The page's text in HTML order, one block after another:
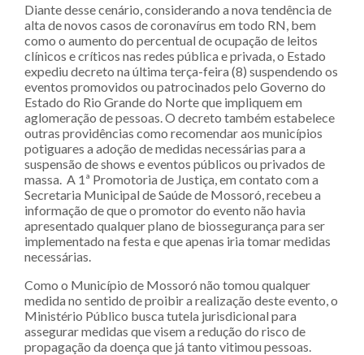
Diante desse cenário, considerando a nova tendência de
alta de novos casos de coronavírus em todo RN, bem
como o aumento do percentual de ocupação de leitos
clínicos e críticos nas redes pública e privada, o Estado
expediu decreto na última terça-feira (8) suspendendo os
eventos promovidos ou patrocinados pelo Governo do
Estado do Rio Grande do Norte que impliquem em
aglomeração de pessoas. O decreto também estabelece
outras providências como recomendar aos municípios
potiguares a adoção de medidas necessárias para a
suspensão de shows e eventos públicos ou privados de
massa. A 1ª Promotoria de Justiça, em contato com a
Secretaria Municipal de Saúde de Mossoró, recebeu a
informação de que o promotor do evento não havia
apresentado qualquer plano de biossegurança para ser
implementado na festa e que apenas iria tomar medidas
necessárias.
Como o Município de Mossoró não tomou qualquer
medida no sentido de proibir a realização deste evento, o
Ministério Público busca tutela jurisdicional para
assegurar medidas que visem a redução do risco de
propagação da doença que já tanto vitimou pessoas.